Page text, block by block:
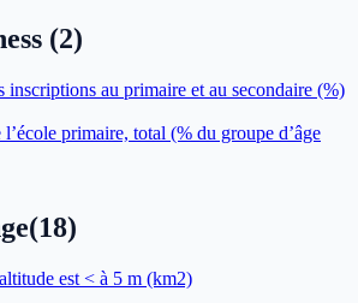
(2)
inscriptions au primaire et au secondaire (%)
l’école primaire, total (% du groupe d’âge
(18)
est < à 5 m (km2)